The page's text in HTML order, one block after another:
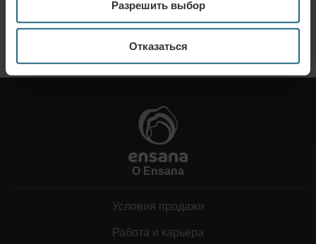
Разрешить выбор
Отказаться
дополнительную информацию, которую вы не нашли на нашем сайте.
О Ensana
Условия продажи
Работа и карьера